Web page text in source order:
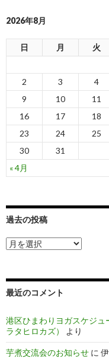
ビ
ー
シ
ョ
2026年8月
日 月 火
« 4月
2
3 4
9
10 11
16
17 18
23
24 25
30
31
過去の投稿
過
去
最近のコメント
港区ひまわりヨガスケジ
ラタヒロカズ）
より
芋煮交流会のお知らせ に